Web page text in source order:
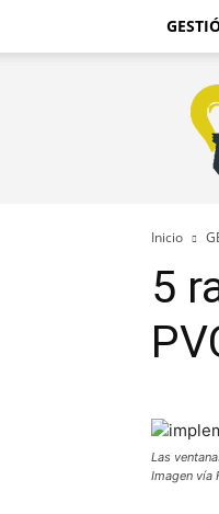
–
de
Inicio
5
Las
Imagen vía